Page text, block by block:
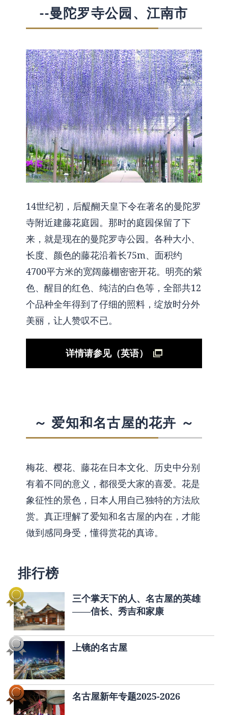
--曼陀罗寺公园、江南市
14世纪初，后醍醐天皇下令在著名的曼陀罗
寺附近建藤花庭园。那时的庭园保留了下
来，就是现在的曼陀罗寺公园。各种大小、
长度、颜色的藤花沿着长75m、面积约
4700平方米的宽阔藤棚密密开花。明亮的紫
色、醒目的红色、纯洁的白色等，全部共12
个品种全年得到了仔细的照料，绽放时分外
美丽，让人赞叹不已。
详情请参见（英语）
～ 爱知和名古屋的花卉 ～
梅花、樱花、藤花在日本文化、历史中分别
有着不同的意义，都很受大家的喜爱。花是
象征性的景色，日本人用自己独特的方法欣
赏。真正理解了爱知和名古屋的内在，才能
做到感同身受，懂得赏花的真谛。
排行榜
三个掌天下的人、名古屋的英雄
——信长、秀吉和家康
上镜的名古屋
名古屋新年专题2025-2026